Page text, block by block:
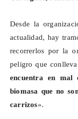
Desde la
actualidad, hay
recorrerlos por la
peligro que
encuentra en mal
biomasa que no
carrizos».